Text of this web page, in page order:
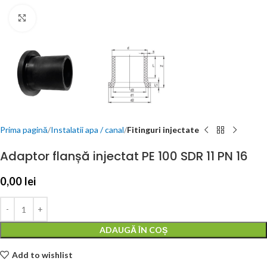
Prima pagină Instalatii apa / canal Fitinguri injectate
Adaptor flanșă injectat PE 100 SDR 11 PN 16
0,00 lei
ADAUGĂ ÎN COȘ
Add to wishlist